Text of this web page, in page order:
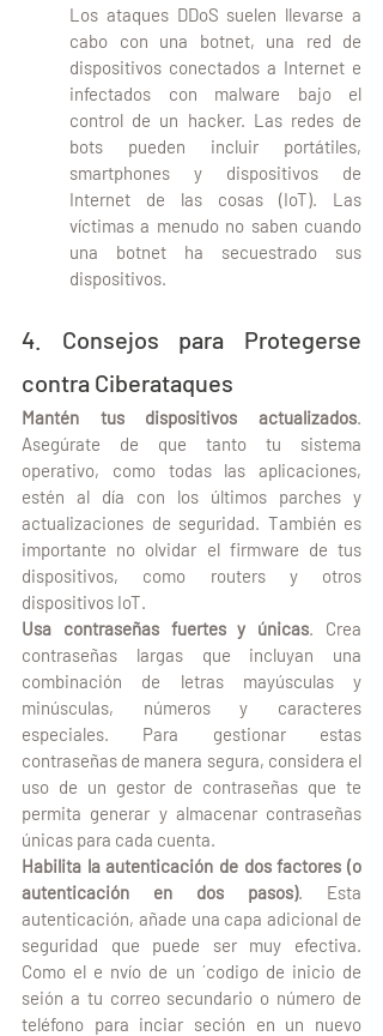
Los ataques DDoS suelen llevarse a
cabo con una botnet, una red de
dispositivos conectados a Internet e
infectados con malware bajo el
control de un hacker. Las redes de
bots pueden incluir portátiles,
smartphones y dispositivos de
Internet de las cosas (IoT). Las
víctimas a menudo no saben cuando
una botnet ha secuestrado sus
dispositivos.
4. Consejos para Protegerse
contra Ciberataques
Mantén tus dispositivos actualizados.
Asegúrate de que tanto tu sistema
operativo, como todas las aplicaciones,
estén al día con los últimos parches y
actualizaciones de seguridad. También es
importante no olvidar el firmware de tus
dispositivos, como routers y otros
dispositivos IoT.
Usa contraseñas fuertes y únicas. Crea
contraseñas largas que incluyan una
combinación de letras mayúsculas y
minúsculas, números y caracteres
especiales. Para gestionar estas
contraseñas de manera segura, considera el
uso de un gestor de contraseñas que te
permita generar y almacenar contraseñas
únicas para cada cuenta.
Habilita la autenticación de dos factores (o
autenticación en dos pasos). Esta
autenticación, añade una capa adicional de
seguridad que puede ser muy efectiva.
Como el e nvío de un ´codigo de inicio de
seión a tu correo secundario o número de
teléfono para inciar seción en un nuevo